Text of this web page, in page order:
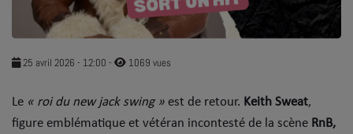
SOUL ADDICT PLAY
Flash News
Dans la Street
25 avril 2026 - 12:00 - 1069 vues
​Le « roi du new jack swing » est de retour. Keith Sweat,
figure emblématique et vétéran incontesté de la scène RnB,